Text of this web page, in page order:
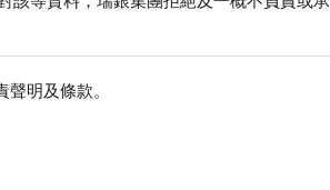
聲明及條款。